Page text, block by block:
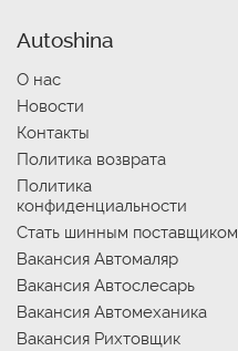
Autoshina
О нас
Новости
Контакты
Политика возврата
Политика
конфиденциальности
Стать шинным поставщиком
Вакансия Автомаляр
Вакансия Автослесарь
Вакансия Автомеханика
Вакансия Рихтовщик